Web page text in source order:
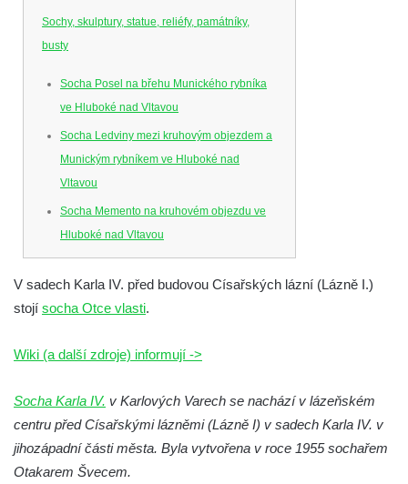
Sochy, skulptury, statue, reliéfy, památníky,
busty
Socha Posel na břehu Munického rybníka
ve Hluboké nad Vltavou
Socha Ledviny mezi kruhovým objezdem a
Munickým rybníkem ve Hluboké nad
Vltavou
Socha Memento na kruhovém objezdu ve
Hluboké nad Vltavou
Socha Smilodon v ZOO Hluboká
Socha Koroun bezzubý v ZOO Hluboká
Socha Medvěd jeskynní v ZOO Hluboká
Socha Mamutí lebka v ZOO Hluboká
V sadech Karla IV. před budovou Císařských lázní (Lázně I.)
stojí socha Otce vlasti.
Wiki (a další zdroje) informují ->
Socha Karla IV. v Karlových Varech se nachází v lázeňském
centru před Císařskými lázněmi (Lázně I) v sadech Karla IV. v
jihozápadní části města. Byla vytvořena v roce 1955 sochařem
Otakarem Švecem.